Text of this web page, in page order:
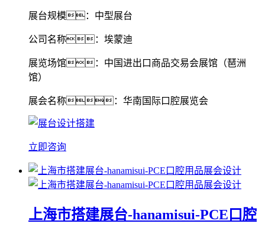
展台规模：中型展台
公司名称：埃蒙迪
展览场馆：中国进出口商品交易会展馆（琶洲
馆）
展会名称：华南国际口腔展览会
立即咨询
上海市搭建展台-hanamisui-PCE口腔